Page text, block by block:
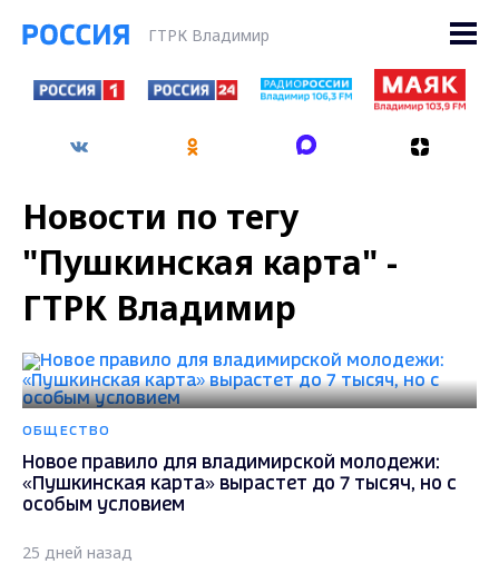
ГТРК Владимир
Новости по тегу
"Пушкинская карта" -
ГТРК Владимир
ОБЩЕСТВО
Новое правило для владимирской молодежи:
«Пушкинская карта» вырастет до 7 тысяч, но с
особым условием
25 дней назад